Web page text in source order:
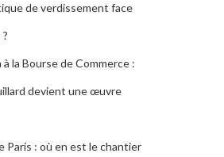
de verdissement face
à la Bourse de Commerce :
devient une œuvre
Paris : où en est le chantier